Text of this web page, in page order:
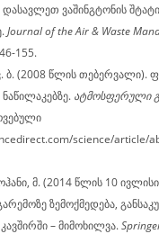
დასავლეთ ვაშინგტონის
Journal of the Air & Waste
155.
ბ. (2008 წლის თებერვალი).
ატმოსფერული
science/article/
მ. (2014 წლის 10
ზემოქმედება,
– მიმოხილვა.